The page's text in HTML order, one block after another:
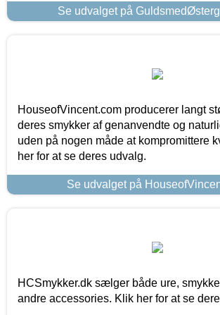
Se udvalget på
HouseofVincent.com producerer langt
deres smykker af genanvendte og
uden på nogen måde at kompromittere
her for at se deres udvalg.
Se udvalget på
HCSmykker.dk sælger både ure,
andre accessories. Klik her for at se